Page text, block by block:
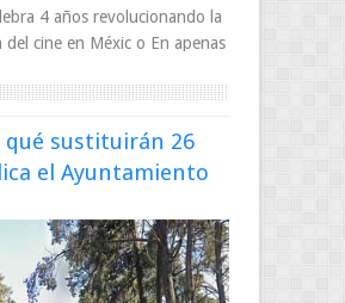
4 años revolucionando la
del cine en Méxic o En apenas
qué sustituirán 26
el Ayuntamiento